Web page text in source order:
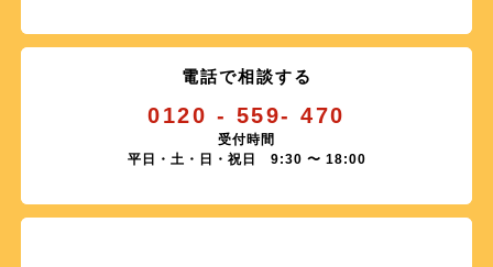
電話で相談する
0120 - 559- 470
受付時間
平日・土・日・祝日 9:30 〜 18:00